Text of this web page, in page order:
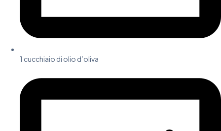
1 cucchiaio di olio d’oliva